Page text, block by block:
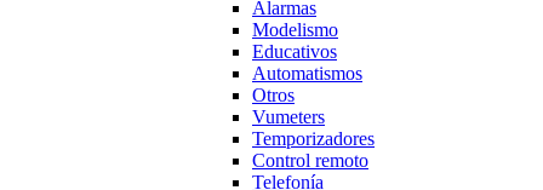
Alarmas
Modelismo
Educativos
Automatismos
Otros
Vumeters
Temporizadores
Control remoto
Telefonía